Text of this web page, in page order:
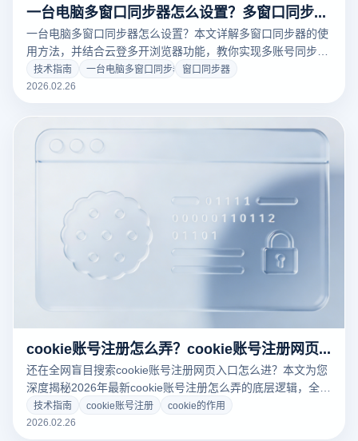
一台电脑多窗口同步器怎么设置？多窗口同步器怎么用？
一台电脑多窗口同步器怎么设置？本文详解多窗口同步器的使
用方法，并结合云登多开浏览器功能，教你实现多账号同步操
作与安全管理。
技术指南 一台电脑多窗口同步器 窗口同步器
2026.02.26
cookie账号注册怎么弄？cookie账号注册网页入口怎么进？
还在全网盲目搜索cookie账号注册网页入口怎么进？本文为您
深度揭秘2026年最新cookie账号注册怎么弄的底层逻辑，全面
解析cookie的作用与多账号运营的核心关联。结合跨境行业标
配的云登指纹浏览器，手把手教您如何通过一键导入Cookie实
技术指南 cookie账号注册
cookie的作用
2026.02.26